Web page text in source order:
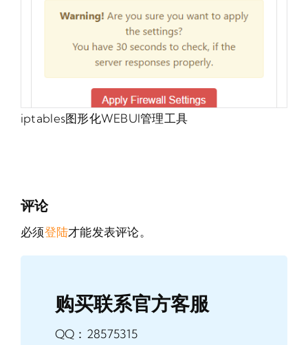
iptables图形化WEBUI管理工具
评论
必须登陆才能发表评论。
购买联系官方客服
QQ：28575315